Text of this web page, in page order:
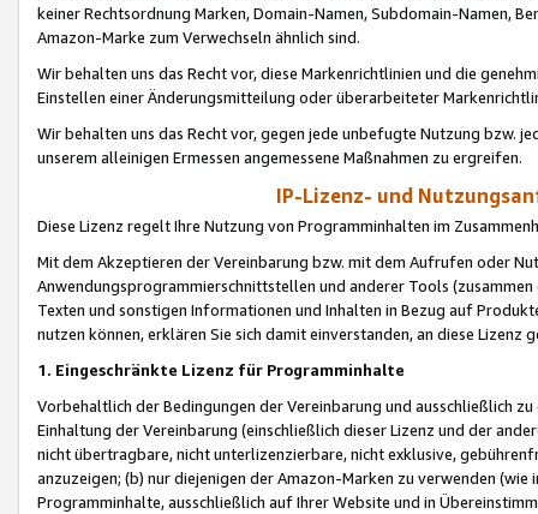
keiner Rechtsordnung Marken, Domain-Namen, Subdomain-Namen,
Amazon-Marke zum Verwechseln ähnlich sind.
Wir behalten uns das Recht vor, diese Markenrichtlinien und die
Einstellen einer Änderungsmitteilung oder überarbeiteter
Wir behalten uns das Recht vor, gegen jede unbefugte Nutzung bzw.
unserem alleinigen Ermessen angemessene Maßnahmen zu ergreifen.
IP-Lizenz- und
Diese Lizenz regelt Ihre Nutzung von Programminhalten im
Mit dem Akzeptieren der Vereinbarung bzw. mit dem Aufrufen oder
Anwendungsprogrammierschnittstellen und anderer Tools (zusammen
Texten und sonstigen Informationen und Inhalten in Bezug auf
nutzen können, erklären Sie sich damit einverstanden, an diese Lizenz
1. Eingeschränkte Lizenz für Programminhalte
Vorbehaltlich der Bedingungen der Vereinbarung und ausschließlich
Einhaltung der Vereinbarung (einschließlich dieser Lizenz und der
nicht übertragbare, nicht unterlizenzierbare, nicht exklusive,
anzuzeigen; (b) nur diejenigen der Amazon-Marken zu verwenden
Programminhalte, ausschließlich auf Ihrer Website und in